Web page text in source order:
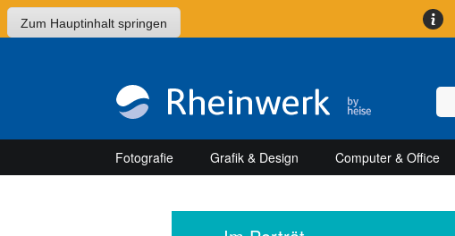
Zum Hauptinhalt springen
Fotografie Grafik & Design Computer & Office